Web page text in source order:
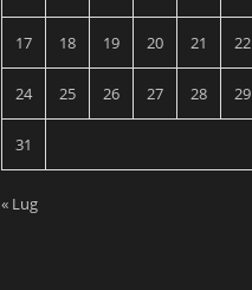
17 18 19 20 21 22
24 25 26 27 28 29
31
« Lug